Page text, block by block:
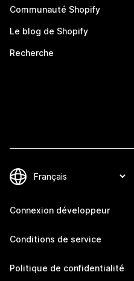
Communauté Shopify
Le blog de Shopify
Recherche
Connexion développeur
Conditions de service
Politique de confidentialité